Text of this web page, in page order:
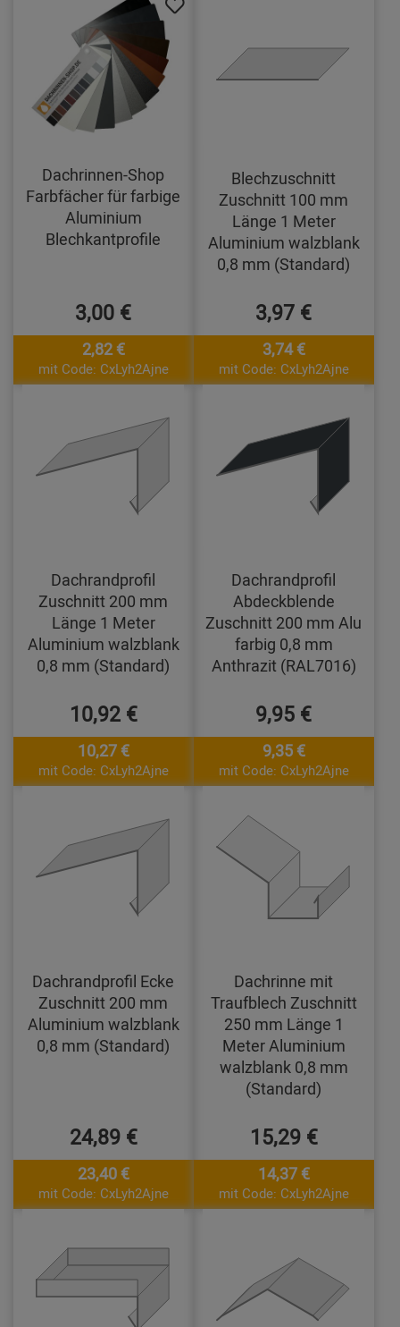
Dachrinnen-Shop
Farbfächer für farbige
Aluminium
Blechkantprofile
3,00 €
2,82 €
mit Code: CxLyh2Ajne
Blechzuschnitt
Zuschnitt 100 mm
Länge 1 Meter
Aluminium walzblank
0,8 mm (Standard)
3,97 €
3,74 €
mit Code: CxLyh2Ajne
Dachrandprofil
Zuschnitt 200 mm
Länge 1 Meter
Aluminium walzblank
0,8 mm (Standard)
10,92 €
10,27 €
mit Code: CxLyh2Ajne
Dachrandprofil
Abdeckblende
Zuschnitt 200 mm Alu
farbig 0,8 mm
Anthrazit (RAL7016)
9,95 €
9,35 €
mit Code: CxLyh2Ajne
Dachrandprofil Ecke
Zuschnitt 200 mm
Aluminium walzblank
0,8 mm (Standard)
24,89 €
23,40 €
mit Code: CxLyh2Ajne
Dachrinne mit
Traufblech Zuschnitt
250 mm Länge 1
Meter Aluminium
walzblank 0,8 mm
(Standard)
15,29 €
14,37 €
mit Code: CxLyh2Ajne